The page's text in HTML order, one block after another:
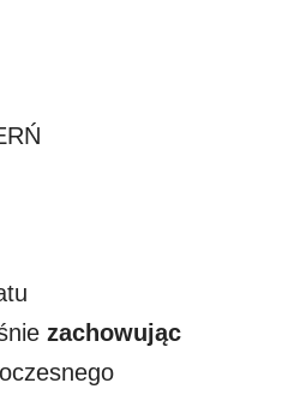
zachowując